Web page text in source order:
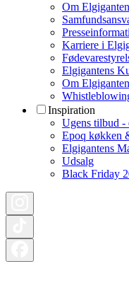
Om Elgiganten
Karriere i
Elgigantens
Om
Inspiration
Ugens tilbud -
Epoq køkken
Elgigantens
Udsalg
Black Friday